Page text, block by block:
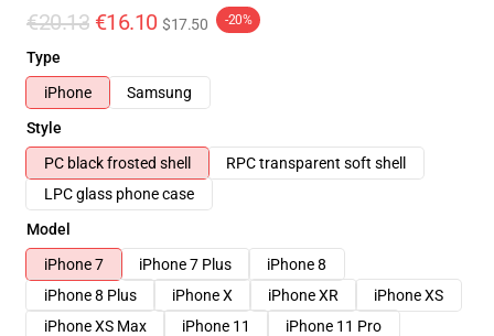
€20.13 €16.10 $17.50 -20%
Type
iPhone
Samsung
Style
PC black frosted shell
RPC transparent soft shell
LPC glass phone case
Model
iPhone 7
iPhone 7 Plus
iPhone 8
iPhone 8 Plus
iPhone X iPhone XR
iPhone XS
iPhone XS Max
iPhone 11
iPhone 11 Pro